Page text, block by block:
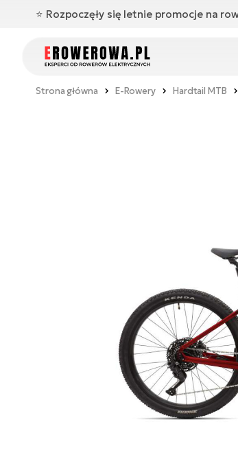
⭐️ Rozpoczęły się letnie promocje na
Strona główna E-Rowery Hardtail MTB